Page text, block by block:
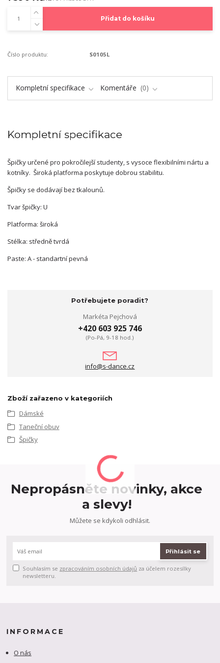
Přidat do košíku
Číslo produktu: S0105L
Kompletní specifikace Komentáře 0
Kompletní specifikace
Špičky určené pro pokročilejší studenty, s vysoce flexibilními nártu a
kotníky. Široká platforma poskytuje dobrou stabilitu.
Špičky se dodávají bez tkalounů.
Tvar špičky: U
Platforma: široká
Stélka: středně tvrdá
Paste: A - standartní pevná
Potřebujete poradit?
Markéta Pejchová
+420 603 925 746
(Po-Pá, 9-18 hod.)
info@s-dance.cz
Zboží zařazeno v kategoriích
Dámské
Taneční obuv
Špičky
Nepropásněte novinky, akce
a slevy!
Můžete se kdykoli odhlásit.
Přihlásit se
Souhlasím se zpracováním osobních údajů za účelem rozesílky
newsletteru.
INFORMACE
O nás